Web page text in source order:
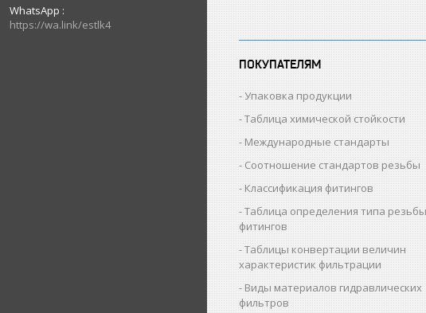
WhatsApp
https://wa.link/estlk4
ПОКУПАТЕЛЯМ
Упаковка продукции
Таблица химической стойкости
Международные стандарты
Соотношение стандартов резьбы
Классификация фитингов
Таблица определения типа резьбы
фитингов
Таблицы конвертации величин
характеристик фильтрации
Виды материалов гидравлических
фильтров